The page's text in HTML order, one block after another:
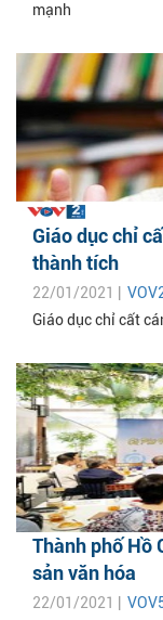
mạnh
Giáo dục chỉ
thành tích
22/01/2021 |
Giáo dục chỉ cất
Thành phố Hồ
sản văn hóa
22/01/2021 |